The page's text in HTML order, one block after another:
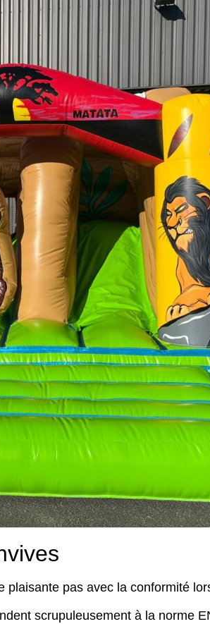
pas avec la conformité
scrupuleusement à la norme